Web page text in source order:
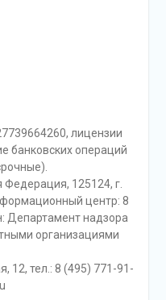
лицензии
банковских операций
125124, г.
центр: 8
Департамент надзора
организациями
12, тел.: 8 (495) 771-91-